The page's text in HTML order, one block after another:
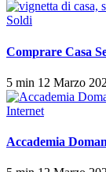
Soldi
Comprare Casa
5 min 12 Marzo
Internet
Accademia